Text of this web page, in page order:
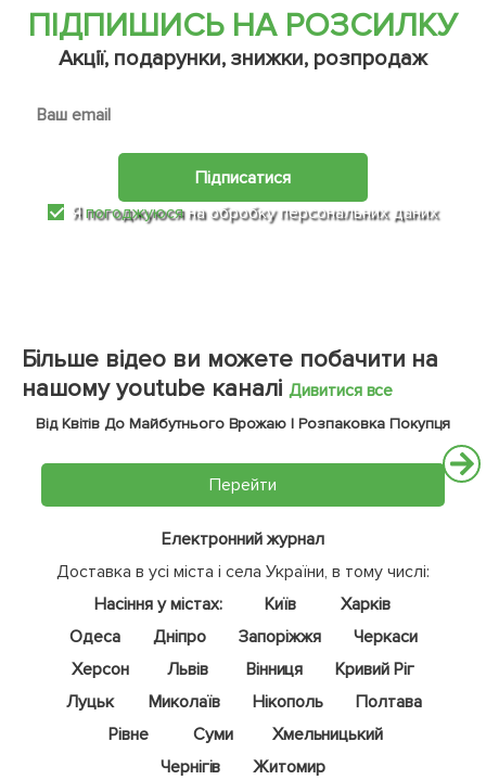
ПІДПИШИСЬ НА РОЗСИЛКУ
Акції, подарунки, знижки, розпродаж
Підписатися
Япогоджуюсяна обробку персональних даних
Більше відео ви можете побачити на
нашому youtube каналі Дивитися все
Від Квітів До Майбутнього Врожаю | Розпаковка Покупця
Перейти
Електронний журнал
Доставка в усі міста і села України, в тому числі:
Насіння у містах:
Київ
Харків
Одеса
Дніпро Запоріжжя
Черкаси
Херсон
Львів Вінниця
Кривий Ріг
Луцьк
Миколаїв Нікополь
Полтава
Рівне
Суми
Хмельницький
Чернігів
Житомир